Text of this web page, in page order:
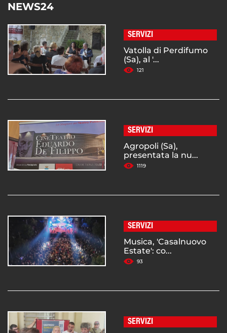
NEWS24
SERVIZI
Vatolla di Perdifumo
(Sa), al '...
121
SERVIZI
Agropoli (Sa),
presentata la nu...
1119
SERVIZI
Musica, 'Casalnuovo
Estate': co...
93
SERVIZI